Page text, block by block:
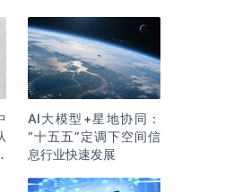
AI大模型+星地协同：
“十五五”定调下空间信
息行业快速发展